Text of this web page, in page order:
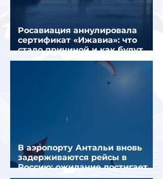
Росавиация аннулировала
сертификат «Ижавиа»: что
стало причиной и как будут
перевозить пассажиров
В аэропорту Антальи вновь
задерживаются рейсы в
Россию: ожидание достигает
почти 10 часов